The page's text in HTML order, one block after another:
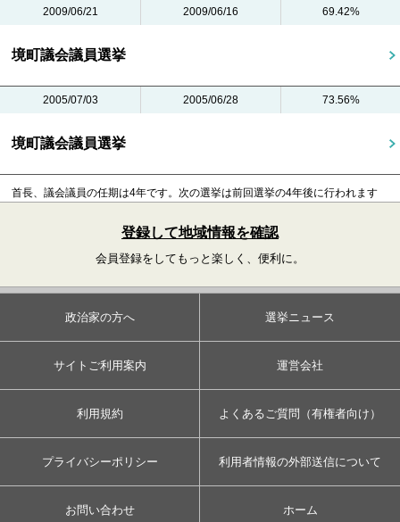
2009/06/21 2009/06/16 69.42%
境町議会議員選挙
2005/07/03 2005/06/28 73.56%
境町議会議員選挙
首長、議会議員の任期は4年です。 次の選挙は前回選挙の4年後に行われます
登録して地域情報を確認
会員登録をしてもっと楽しく、便利に。
政治家の方へ 選挙ニュース
サイトご利用案内 運営会社
利用規約 よくあるご質問（有権者向け）
プライバシーポリシー 利用者情報の外部送信について
お問い合わせ ホーム